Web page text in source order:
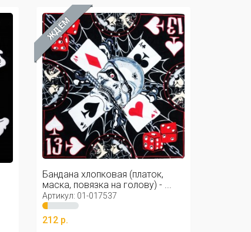
ЖДЁМ
Бандана хлопковая (платок,
маска, повязка на голову) - ...
Артикул: 01-017537
212 р.